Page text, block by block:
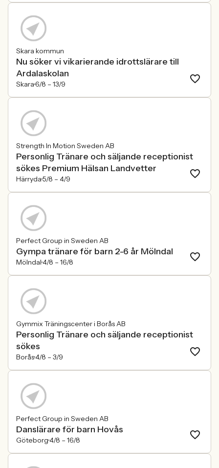
Skara kommun
Nu söker vi vikarierande idrottslärare till
Ardalaskolan
Skara6/8 – 13/9
Strength In Motion Sweden AB
Personlig Tränare och säljande receptionist
sökes Premium Hälsan Landvetter
Härryda5/8 – 4/9
Perfect Group in Sweden AB
Gympa tränare för barn 2-6 år Mölndal
Mölndal4/8 – 16/8
Gymmix Träningscenter i Borås AB
Personlig Tränare och säljande receptionist
sökes
Borås4/8 – 3/9
Perfect Group in Sweden AB
Danslärare för barn Hovås
Göteborg4/8 – 16/8